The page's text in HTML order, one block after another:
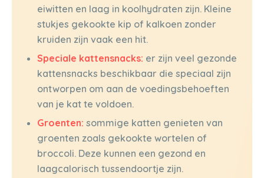
eiwitten en laag in koolhydraten zijn. Kleine
stukjes gekookte kip of kalkoen zonder
kruiden zijn vaak een hit.
Speciale kattensnacks: er zijn veel gezonde
kattensnacks beschikbaar die speciaal zijn
ontworpen om aan de voedingsbehoeften
van je kat te voldoen.
Groenten: sommige katten genieten van
groenten zoals gekookte wortelen of
broccoli. Deze kunnen een gezond en
laagcalorisch tussendoortje zijn.